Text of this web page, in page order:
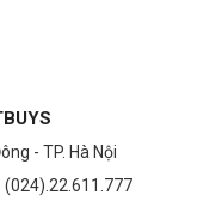
lạnh:
- TP. Hà Nội
(024).22.611.777